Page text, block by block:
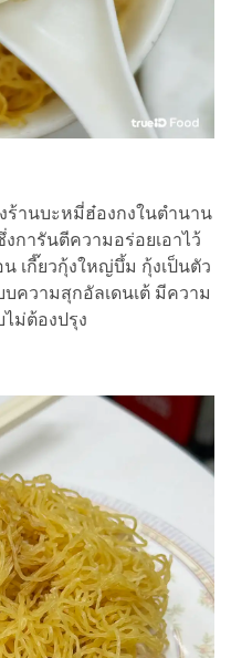
ร้านบะหมี่ฮ๋องกงในตำนาน
การันตีความอร่อยเอาไว้
เกี๊ยวกุ้งใหญ่บึ้ม กุ้งเป็นตัว
ความสุกอัลเดนเต้ มีความ
ม่ต้องปรุง